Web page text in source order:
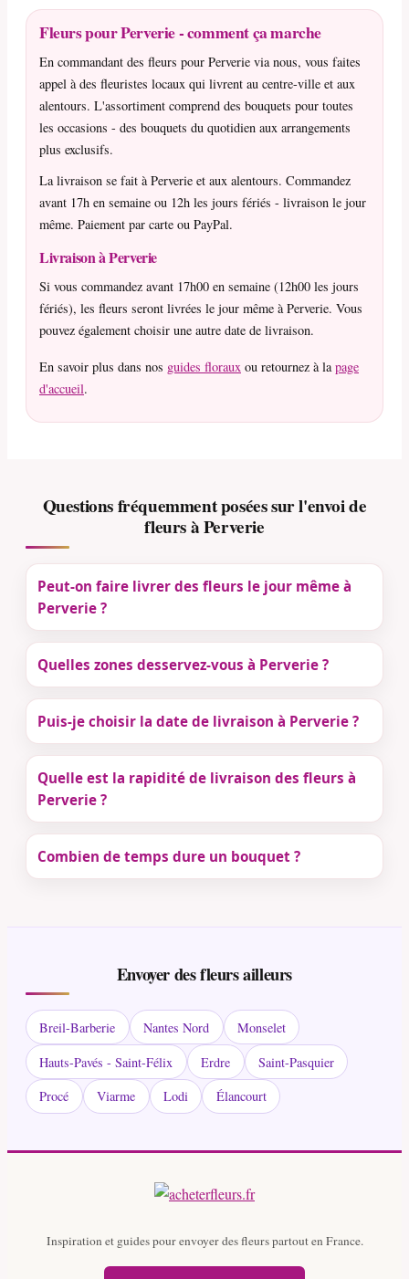
Fleurs pour Perverie - comment ça marche
En commandant des fleurs pour Perverie via nous, vous faites
appel à des fleuristes locaux qui livrent au centre-ville et aux
alentours. L'assortiment comprend des bouquets pour toutes
les occasions - des bouquets du quotidien aux arrangements
plus exclusifs.
La livraison se fait à Perverie et aux alentours. Commandez
avant 17h en semaine ou 12h les jours fériés - livraison le jour
même. Paiement par carte ou PayPal.
Livraison à Perverie
Si vous commandez avant 17h00 en semaine (12h00 les jours
fériés), les fleurs seront livrées le jour même à Perverie. Vous
pouvez également choisir une autre date de livraison.
En savoir plus dans nos guides floraux ou retournez à lapage
d'accueil.
Questions fréquemment posées sur l'envoi de
fleurs à Perverie
Peut-on faire livrer des fleurs le jour même à
Perverie ?
Quelles zones desservez-vous à Perverie ?
Puis-je choisir la date de livraison à Perverie ?
Quelle est la rapidité de livraison des fleurs à
Perverie ?
Combien de temps dure un bouquet ?
Envoyer des fleurs ailleurs
Breil-Barberie Nantes Nord
Monselet
Hauts-Pavés - Saint-Félix
Erdre
Saint-Pasquier
Procé
Viarme Lodi Élancourt
Inspiration et guides pour envoyer des fleurs partout en France.